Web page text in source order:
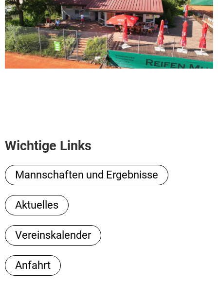
Wichtige Links
Mannschaften und Ergebnisse
Aktuelles
Vereinskalender
Anfahrt